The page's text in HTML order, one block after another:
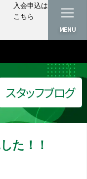
入会申込は
こちら
MENU
スタッフブログ
た！！